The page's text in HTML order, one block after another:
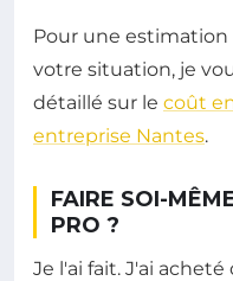
Pour une estimation
votre situation, je
détaillé sur le coût
entreprise Nantes.
FAIRE SOI-
PRO ?
Je l'ai fait. J'ai